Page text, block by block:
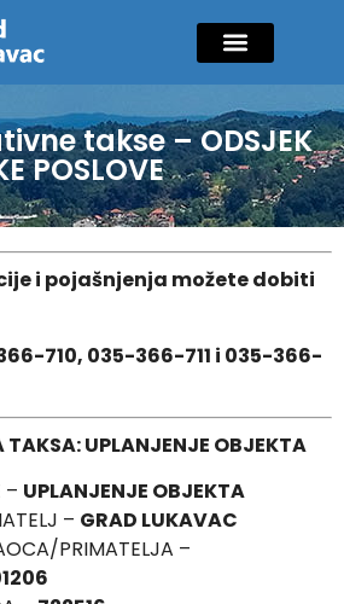
takse – ODSJEK
POSLOVE
i pojašnjenja možete dobiti
710, 035-366-711 i 035-366-
UPLANJENJE OBJEKTA
– UPLANJENJE OBJEKTA
– GRAD LUKAVAC
PRIMATELJA –